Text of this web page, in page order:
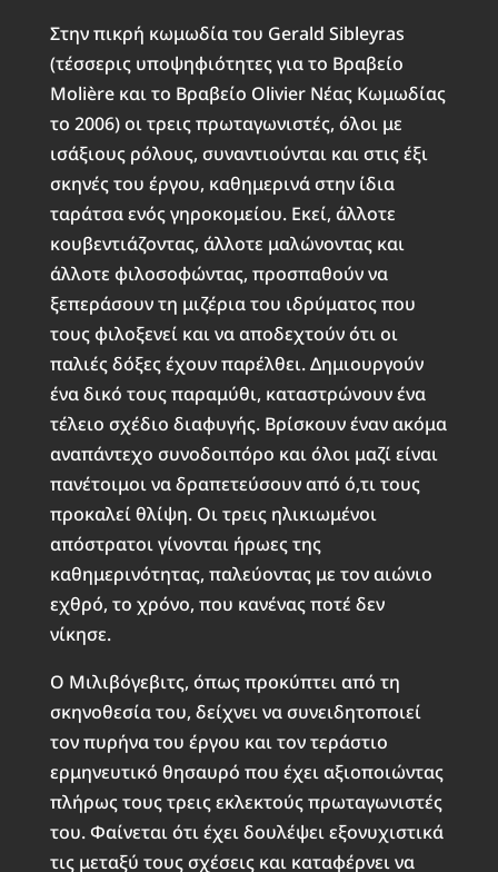
Στην πικρή κωμωδία του Gerald Sibleyras
(τέσσερις υποψηφιότητες για το Βραβείο
Molière και το Βραβείο Olivier Νέας Κωμωδίας
το 2006) οι τρεις πρωταγωνιστές, όλοι με
ισάξιους ρόλους, συναντιούνται και στις έξι
σκηνές του έργου, καθημερινά στην ίδια
ταράτσα ενός γηροκομείου. Εκεί, άλλοτε
κουβεντιάζοντας, άλλοτε μαλώνοντας και
άλλοτε φιλοσοφώντας, προσπαθούν να
ξεπεράσουν τη μιζέρια του ιδρύματος που
τους φιλοξενεί και να αποδεχτούν ότι οι
παλιές δόξες έχουν παρέλθει. Δημιουργούν
ένα δικό τους παραμύθι, καταστρώνουν ένα
τέλειο σχέδιο διαφυγής. Βρίσκουν έναν ακόμα
αναπάντεχο συνοδοιπόρο και όλοι μαζί είναι
πανέτοιμοι να δραπετεύσουν από ό,τι τους
προκαλεί θλίψη. Οι τρεις ηλικιωμένοι
απόστρατοι γίνονται ήρωες της
καθημερινότητας, παλεύοντας με τον αιώνιο
εχθρό, το χρόνο, που κανένας ποτέ δεν
νίκησε.
Ο Μιλιβόγεβιτς, όπως προκύπτει από τη
σκηνοθεσία του, δείχνει να συνειδητοποιεί
τον πυρήνα του έργου και τον τεράστιο
ερμηνευτικό θησαυρό που έχει αξιοποιώντας
πλήρως τους τρεις εκλεκτούς πρωταγωνιστές
του. Φαίνεται ότι έχει δουλέψει εξονυχιστικά
τις μεταξύ τους σχέσεις και καταφέρνει να